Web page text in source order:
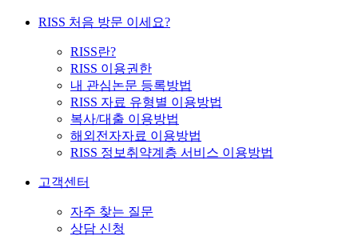
RISS 처음 방문 이세요?
RISS란?
RISS 이용권한
내 관심논문 등록방법
RISS 자료 유형별 이용방법
복사/대출 이용방법
해외전자자료 이용방법
RISS 정보취약계층 서비스 이용방법
고객센터
자주 찾는 질문
상담 신청